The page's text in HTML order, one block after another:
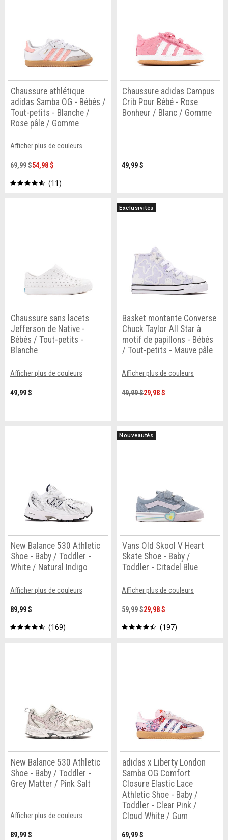
Chaussure athlétique
adidas Samba OG - Bébés /
Tout-petits - Blanche /
Rose pâle / Gomme
Afficher plus de couleurs
69,99 $54,98 $
11
Chaussure adidas Campus
Crib Pour Bébé - Rose
Bonheur / Blanc / Gomme
49,99 $
Chaussure sans lacets
Jefferson de Native -
Bébés / Tout-petits -
Blanche
Afficher plus de couleurs
49,99 $
Exclusivités
Basket montante Converse
Chuck Taylor All Star à
motif de papillons - Bébés
/ Tout-petits - Mauve pâle
Afficher plus de couleurs
49,99 $29,98 $
New Balance 530 Athletic
Shoe - Baby / Toddler -
White / Natural Indigo
Afficher plus de couleurs
89,99 $
169
Nouveautés
Vans Old Skool V Heart
Skate Shoe - Baby /
Toddler - Citadel Blue
Afficher plus de couleurs
59,99 $29,98 $
197
New Balance 530 Athletic
Shoe - Baby / Toddler -
Grey Matter / Pink Salt
Afficher plus de couleurs
89,99 $
adidas x Liberty London
Samba OG Comfort
Closure Elastic Lace
Athletic Shoe - Baby /
Toddler - Clear Pink /
Cloud White / Gum
69,99 $